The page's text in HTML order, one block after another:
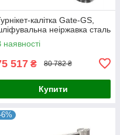
калітка Gate-GS,
неіржавка сталь
наявності
517 ₴ 80 782 ₴
Купити